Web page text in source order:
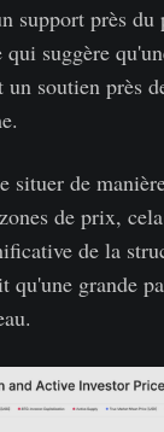
support près du
suggère
soutien près
situer de
de prix,
de la
qu'une grande